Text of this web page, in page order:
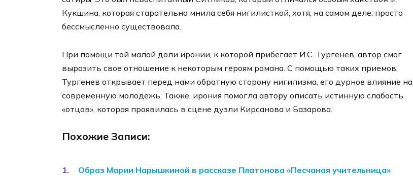
Кукшина, которая старательно мнила себя нигилисткой, хотя, на самом деле, просто
бессмысленно существовала.
При помощи той малой доли иронии, к которой прибегает И.С. Тургенев, автор смог
выразить свое отношение к некоторым героям романа. С помощью таких приемов,
Тургенев открывает перед нами обратную сторону нигилизма, его дурное влияние на
современную молодежь. Также, ирония помогла автору описать истинную слабость
«отцов», которая проявилась в сцене дуэли Кирсанова и Базарова.
Похожие Записи:
Образ Марии Нарышкиной в рассказе Платонова «Песчаная учительница»